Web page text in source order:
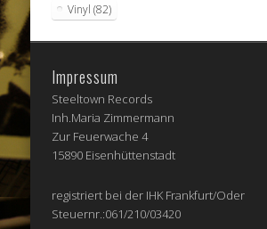
Vinyl (82)
Impressum
Steeltown Records
Inh.Maria Zimmermann
Zur Feuerwache 4
15890 Eisenhüttenstadt
registriert bei der IHK Frankfurt/Oder
Steuernr.:061/210/03420